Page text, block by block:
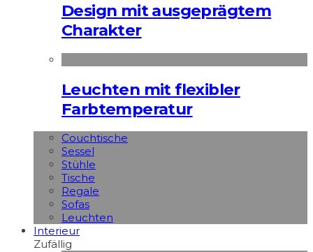
Design mit ausgeprägtem
Charakter
Leuchten mit flexibler
Farbtemperatur
Couchtische
Sessel
Stühle
Tische
Regale
Sofas
Leuchten
Interieur
Zufällig